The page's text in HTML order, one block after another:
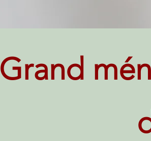
Grand